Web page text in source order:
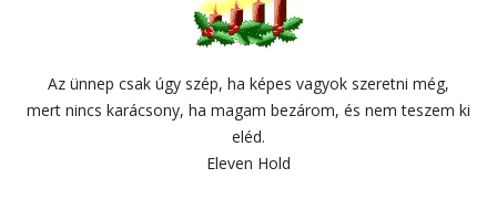
Az ünnep csak úgy szép, ha képes vagyok szeretni még,
mert nincs karácsony, ha magam bezárom, és nem teszem ki
eléd.
Eleven Hold